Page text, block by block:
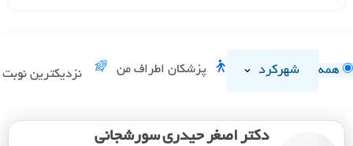
همه شهرکرد پزشکان اطراف من نزدیکترین نوبت
دکتر اصغر حیدری سورشجانی